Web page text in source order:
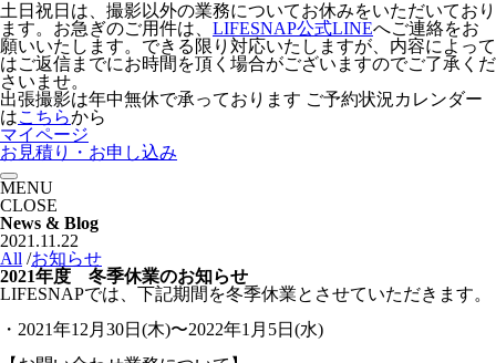
土日祝日は、撮影以外の業務についてお休みをいただいており
ます。お急ぎのご用件は、 LIFESNAP公式LINEへご連絡をお
願いいたします。できる限り対応いたしますが、内容によって
はご返信までにお時間を頂く場合がございますのでご了承くだ
さいませ。
出張撮影は年中無休で承っております ご予約状況カレンダー
はこちらから
マイページ
お見積り・お申し込み
MENU
CLOSE
News & Blog
2021.11.22
All /お知らせ
2021年度 冬季休業のお知らせ
LIFESNAPでは、下記期間を冬季休業とさせていただきます。
・2021年12月30日(木)〜2022年1月5日(水)